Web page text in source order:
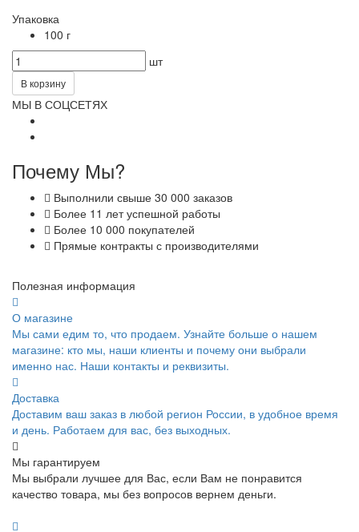
Упаковка
100 г
шт
В корзину
МЫ В СОЦСЕТЯХ
Почему Мы?
Выполнили свыше 30 000 заказов
Более 11 лет успешной работы
Более 10 000 покупателей
Прямые контракты с производителями
Полезная информация
О магазине
Мы сами едим то, что продаем. Узнайте больше о нашем
магазине: кто мы, наши клиенты и почему они выбрали
именно нас. Наши контакты и реквизиты.
Доставка
Доставим ваш заказ в любой регион России, в удобное время
и день. Работаем для вас, без выходных.
Мы гарантируем
Мы выбрали лучшее для Вас, если Вам не понравится
качество товара, мы без вопросов вернем деньги.